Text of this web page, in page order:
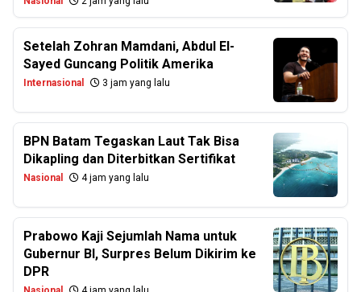
Setelah Zohran Mamdani, Abdul El-
Sayed Guncang Politik Amerika
Internasional 3 jam yang lalu
BPN Batam Tegaskan Laut Tak Bisa
Dikapling dan Diterbitkan Sertifikat
Nasional 4 jam yang lalu
Prabowo Kaji Sejumlah Nama untuk
Gubernur BI, Surpres Belum Dikirim ke
DPR